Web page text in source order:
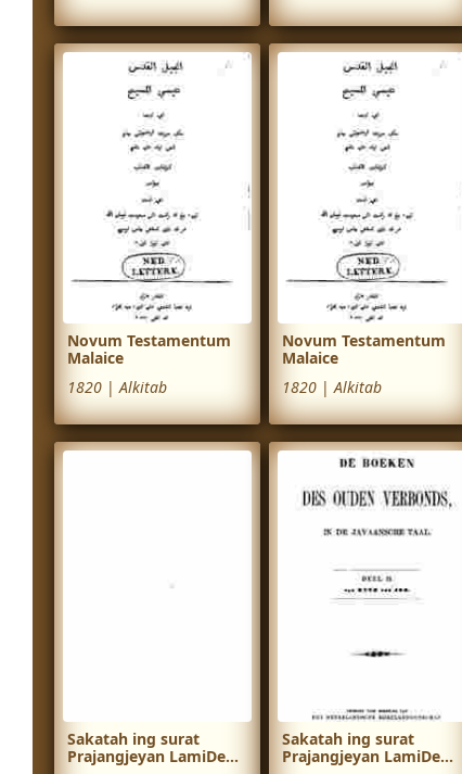
Novum Testamentum
Malaice
1820 |Alkitab
Novum Testamentum
Malaice
1820|Alkitab
Sakatah ing surat
Prajangjeyan LamiDe...
Sakatah ing surat
Prajangjeyan LamiDe...